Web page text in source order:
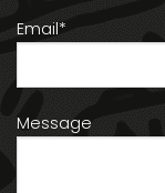
Email*
Message